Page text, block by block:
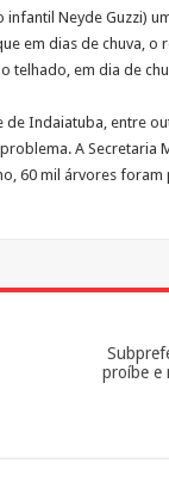
Neyde Guzzi)
em dias de chuva, o
telhado, em dia de
de Indaiatuba, entre
A Secretaria
60 mil árvores foram
proíbe e